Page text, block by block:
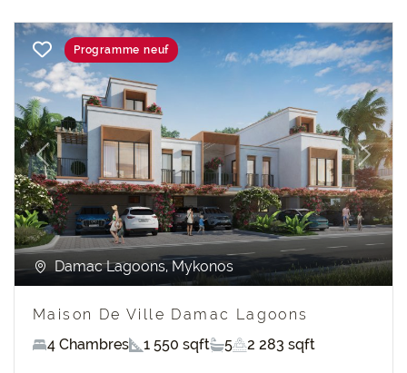
Previous Next
Programme neuf
Damac Lagoons, Mykonos
Maison De Ville Damac Lagoons
4 Chambres
1 550 sqft 5 2 283 sqft